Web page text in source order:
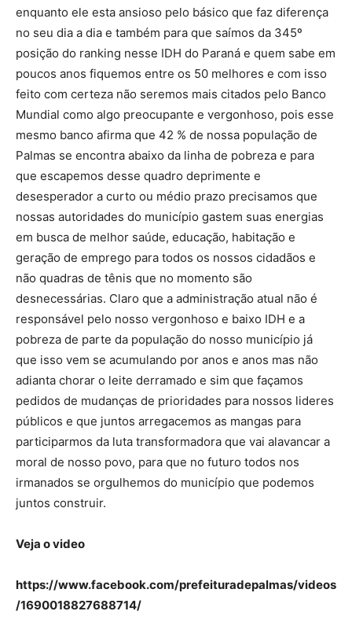
enquanto ele esta ansioso pelo básico que faz diferença
no seu dia a dia e também para que saímos da 345º
posição do ranking nesse IDH do Paraná e quem sabe em
poucos anos fiquemos entre os 50 melhores e com isso
feito com certeza não seremos mais citados pelo Banco
Mundial como algo preocupante e vergonhoso, pois esse
mesmo banco afirma que 42 % de nossa população de
Palmas se encontra abaixo da linha de pobreza e para
que escapemos desse quadro deprimente e
desesperador a curto ou médio prazo precisamos que
nossas autoridades do município gastem suas energias
em busca de melhor saúde, educação, habitação e
geração de emprego para todos os nossos cidadãos e
não quadras de tênis que no momento são
desnecessárias. Claro que a administração atual não é
responsável pelo nosso vergonhoso e baixo IDH e a
pobreza de parte da população do nosso município já
que isso vem se acumulando por anos e anos mas não
adianta chorar o leite derramado e sim que façamos
pedidos de mudanças de prioridades para nossos lideres
públicos e que juntos arregacemos as mangas para
participarmos da luta transformadora que vai alavancar a
moral de nosso povo, para que no futuro todos nos
irmanados se orgulhemos do município que podemos
juntos construir.
Veja o video
https://www.facebook.com/prefeituradepalmas/videos
/1690018827688714/